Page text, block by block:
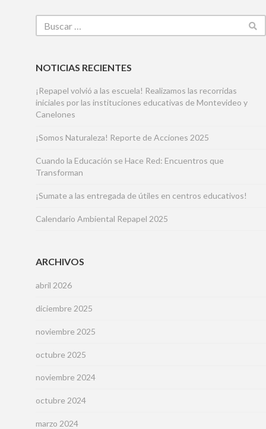
NOTICIAS RECIENTES
¡Repapel volvió a las escuela! Realizamos las recorridas
iniciales por las instituciones educativas de Montevideo y
Canelones
¡Somos Naturaleza! Reporte de Acciones 2025
Cuando la Educación se Hace Red: Encuentros que
Transforman
¡Sumate a las entregada de útiles en centros educativos!
Calendario Ambiental Repapel 2025
ARCHIVOS
abril 2026
diciembre 2025
noviembre 2025
octubre 2025
noviembre 2024
octubre 2024
marzo 2024